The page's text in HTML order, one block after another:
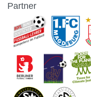
Partner